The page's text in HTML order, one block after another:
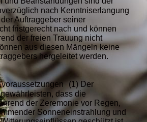
nach Kenntniserlangung
Auftraggeber seiner
fristgerecht nach und können
der freien Trauung nicht
aus diesen Mängeln keine
hergeleitet werden.
(1) Der
dass die
der Zeremonie vor Regen,
Sonneneinstrahlung und